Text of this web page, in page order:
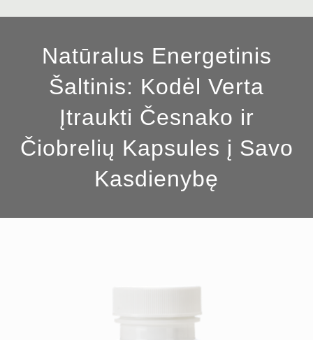
Natūralus Energetinis
Šaltinis: Kodėl Verta
Įtraukti Česnako ir
Čiobrelių Kapsules į Savo
Kasdienybę